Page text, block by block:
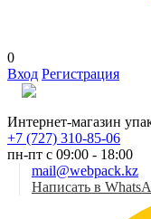
0
Вход Регистрация
Интернет-магазин
+7 (727) 310-85-06
пн-пт с 09:00 - 18:00
mail@webpack.kz
Написать в